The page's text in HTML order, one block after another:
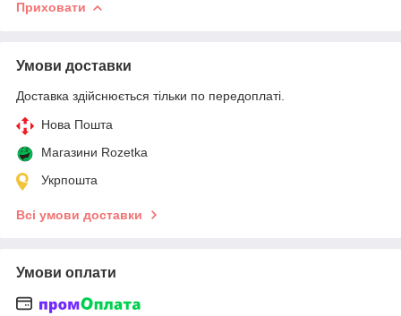
Приховати
Умови доставки
Доставка здійснюється тільки по передоплаті.
Нова Пошта
Магазини Rozetka
Укрпошта
Всі умови доставки
Умови оплати